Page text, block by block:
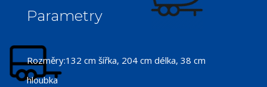
Parametry
Rozměry:132 cm šířka, 204 cm délka, 38 cm
hloubka